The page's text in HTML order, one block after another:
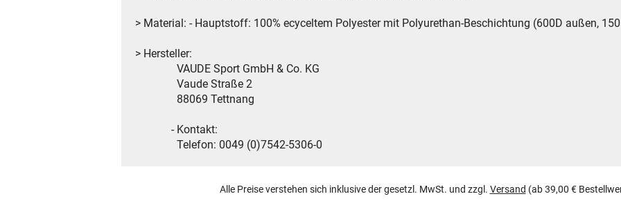
> Material: - Hauptstoff: 100% ecyceltem Polyester mit Polyurethan-Beschichtung (600D außen,
> Hersteller:
VAUDE Sport GmbH & Co. KG
Vaude Straße 2
88069 Tettnang
- Kontakt:
Telefon: 0049 (0)7542-5306-0
Alle Preise verstehen sich inklusive der gesetzl. MwSt. und zzgl. Versand (ab 39,00 €